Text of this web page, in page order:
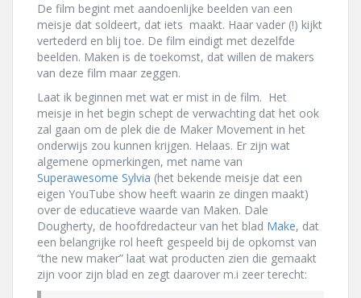
De film begint met aandoenlijke beelden van een
meisje dat soldeert, dat iets maakt. Haar vader (!) kijkt
vertederd en blij toe. De film eindigt met dezelfde
beelden. Maken is de toekomst, dat willen de makers
van deze film maar zeggen.
Laat ik beginnen met wat er mist in de film. Het
meisje in het begin schept de verwachting dat het ook
zal gaan om de plek die de Maker Movement in het
onderwijs zou kunnen krijgen. Helaas. Er zijn wat
algemene opmerkingen, met name van
Superawesome Sylvia (het bekende meisje dat een
eigen YouTube show heeft waarin ze dingen maakt)
over de educatieve waarde van Maken. Dale
Dougherty, de hoofdredacteur van het blad Make, dat
een belangrijke rol heeft gespeeld bij de opkomst van
“the new maker” laat wat producten zien die gemaakt
zijn voor zijn blad en zegt daarover m.i zeer terecht: